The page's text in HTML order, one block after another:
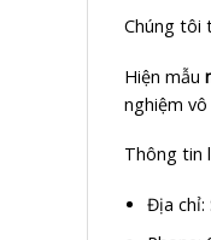
Chúng tôi
Hiện mẫu
nghiệm
Thông tin
Địa chỉ: